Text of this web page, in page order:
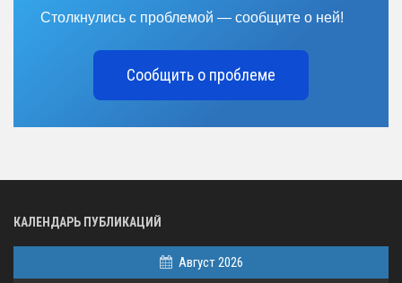
Столкнулись с проблемой — сообщите о ней!
Сообщить о проблеме
КАЛЕНДАРЬ ПУБЛИКАЦИЙ
Август 2026